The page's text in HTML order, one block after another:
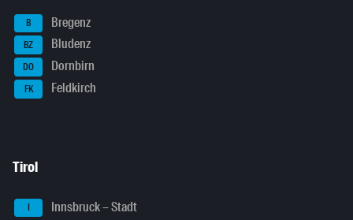
B Bregenz
BZ Bludenz
DO Dornbirn
FK Feldkirch
Tirol
I Innsbruck – Stadt